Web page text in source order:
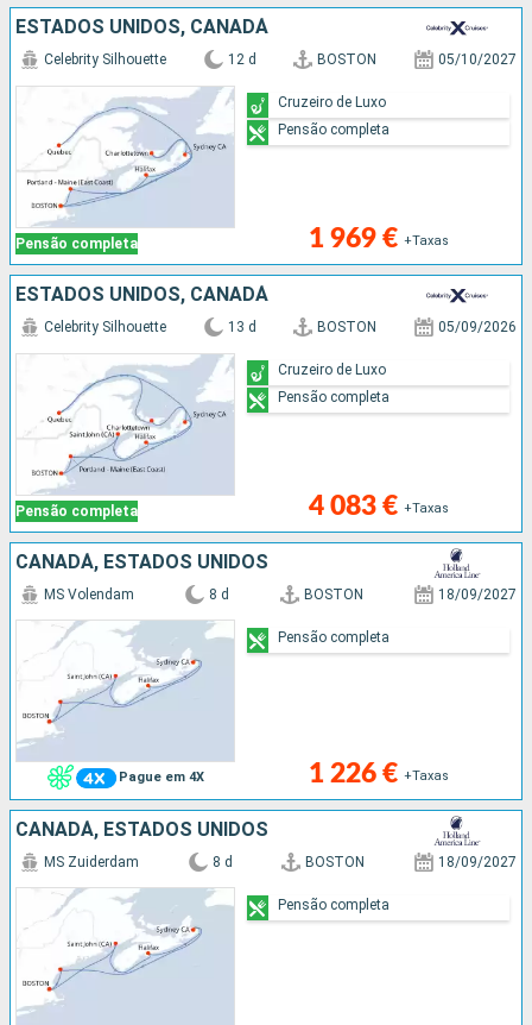
ESTADOS UNIDOS, CANADÁ
Pensão completa
Celebrity Silhouette 12 d BOSTON 05/10/2027
1 969 € +Taxas
Cruzeiro de Luxo
Pensão completa
ESTADOS UNIDOS, CANADÁ
Pensão completa
Celebrity Silhouette 13 d BOSTON 05/09/2026
4 083 € +Taxas
Cruzeiro de Luxo
Pensão completa
CANADÁ, ESTADOS UNIDOS
Pague em 4X
MS Volendam 8 d BOSTON 18/09/2027
1 226 € +Taxas
Pensão completa
CANADÁ, ESTADOS UNIDOS
MS Zuiderdam 8 d BOSTON 18/09/2027
Pensão completa